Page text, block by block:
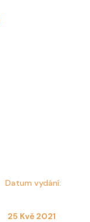
Datum vydání:
25 Kvě 2021